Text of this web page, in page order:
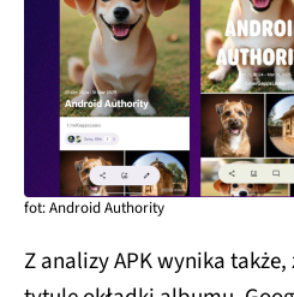
fot: Android Authority
Z analizy APK wynika
tytule okładki albumu,